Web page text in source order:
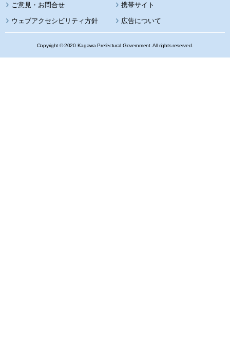
携帯サイト
ウェブアクセシビリティ方針 広告について
Copyright © 2020 Kagawa Prefectural Government. All rights reserved.